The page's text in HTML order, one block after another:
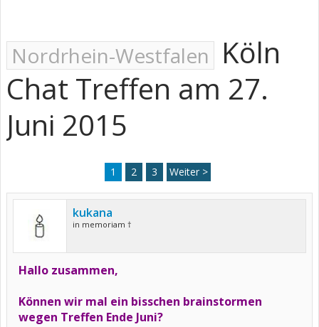
Nordrhein-Westfalen
Köln
Chat Treffen am 27.
Juni 2015
1 2 3 Weiter >
kukana
in memoriam †
Hallo zusammen,
Können wir mal ein bisschen brainstormen
wegen Treffen Ende Juni?